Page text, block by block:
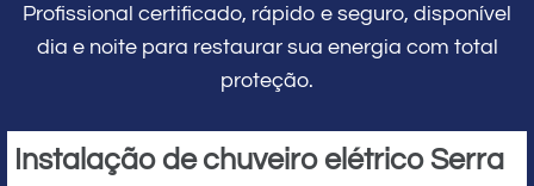
Profissional certificado, rápido e seguro, disponível
dia e noite para restaurar sua energia com total
proteção.
Instalação de chuveiro elétrico Serra